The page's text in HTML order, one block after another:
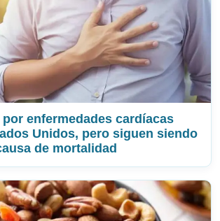
enfermedades cardíacas
Unidos, pero siguen siendo
de mortalidad